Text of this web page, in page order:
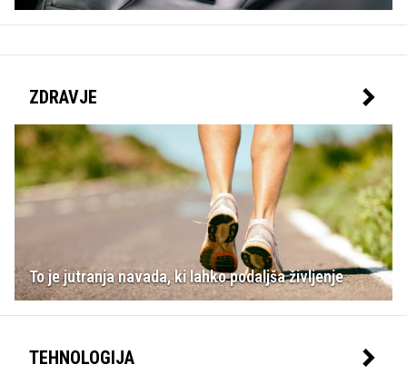
ZDRAVJE
To je jutranja navada, ki lahko podaljša življenje
TEHNOLOGIJA